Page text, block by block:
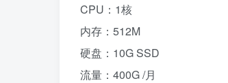
CPU：1核
内存：512M
硬盘：10G SSD
流量：400G /月